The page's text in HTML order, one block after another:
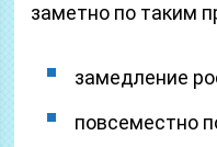
заметно по таким
замедление
повсеместно